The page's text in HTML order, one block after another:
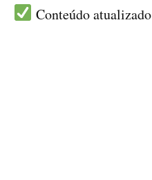
Conteúdo atualizado